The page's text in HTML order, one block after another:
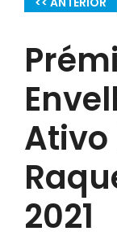
Ativo
2021